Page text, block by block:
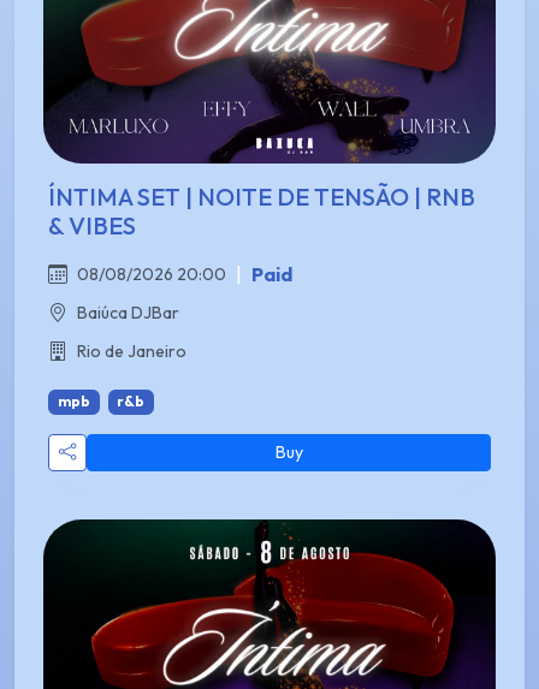
ÍNTIMA SET | NOITE DE TENSÃO | RNB
& VIBES
08/08/2026 20:00 Paid
Baiúca DJBar
Rio de Janeiro
mpb r&b
Buy